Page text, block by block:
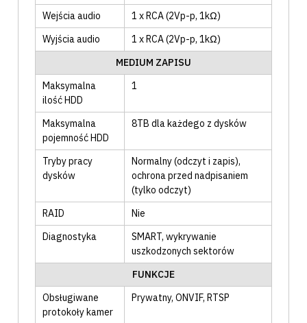
Wejścia audio
1 x RCA (2Vp-p, 1kΩ)
Wyjścia audio
1 x RCA (2Vp-p, 1kΩ)
MEDIUM ZAPISU
Maksymalna
ilość HDD
1
Maksymalna
pojemność HDD
8TB dla każdego z dysków
Tryby pracy
dysków
Normalny (odczyt i zapis),
ochrona przed nadpisaniem
(tylko odczyt)
RAID
Nie
Diagnostyka
SMART, wykrywanie
uszkodzonych sektorów
FUNKCJE
Obsługiwane
protokoły kamer
Prywatny, ONVIF, RTSP